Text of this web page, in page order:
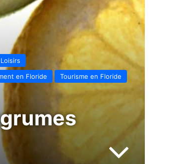
en Floride
Tourisme en Floride